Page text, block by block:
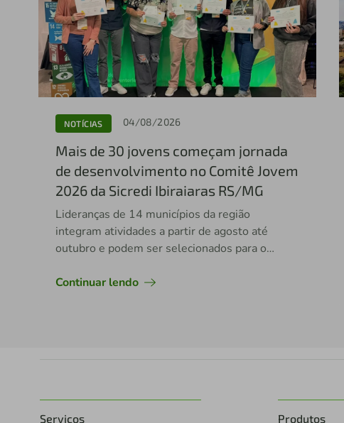
NOTÍCIAS 04/08/2026
Mais de 30 jovens começam jornada
de desenvolvimento no Comitê Jovem
2026 da Sicredi Ibiraiaras RS/MG
Lideranças de 14 municípios da região
integram atividades a partir de agosto até
outubro e podem ser selecionados para o
Continuar lendo
Serviços Produtos